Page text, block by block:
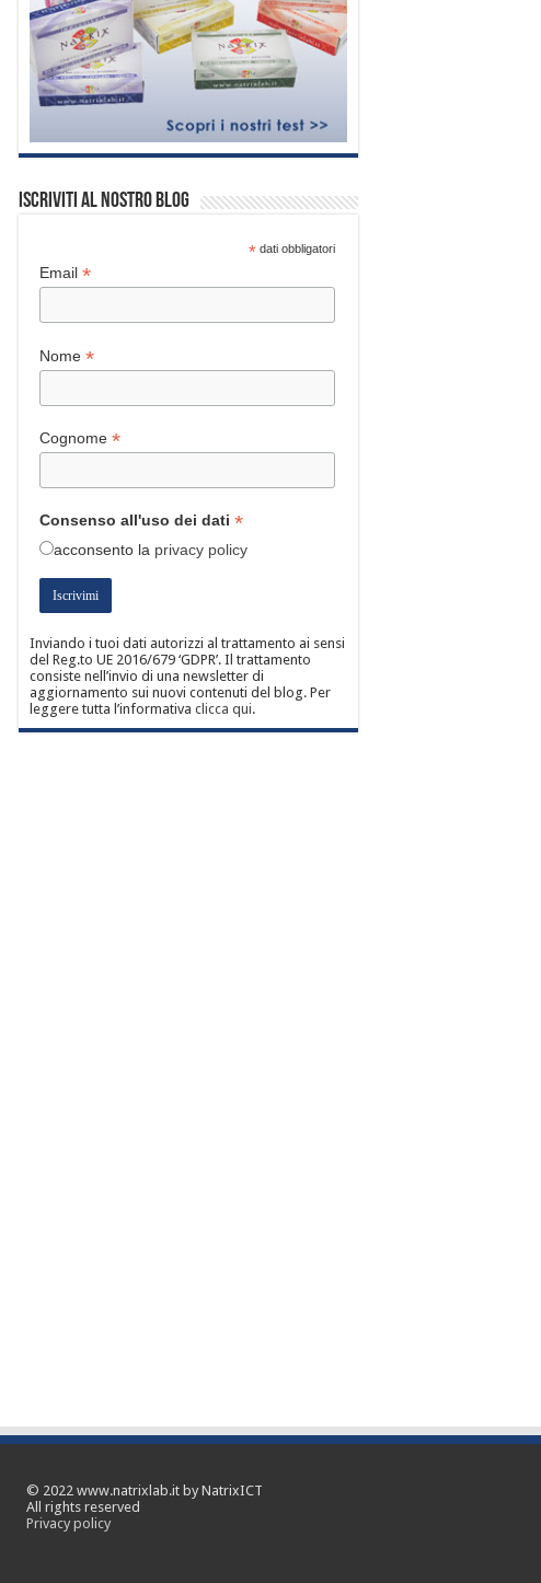
Iscriviti al nostro blog
*dati obbligatori
Email *
Nome *
Cognome *
Consenso all'uso dei dati *
acconsentola privacy policy
Inviando i tuoi dati autorizzi al trattamento ai sensi
del Reg.to UE 2016/679 ‘GDPR’. Il trattamento
consiste nell’invio di una newsletter di
aggiornamento sui nuovi contenuti del blog. Per
leggere tutta l’informativa clicca qui.
© 2022 www.natrixlab.it by NatrixICT
All rights reserved
Privacy policy